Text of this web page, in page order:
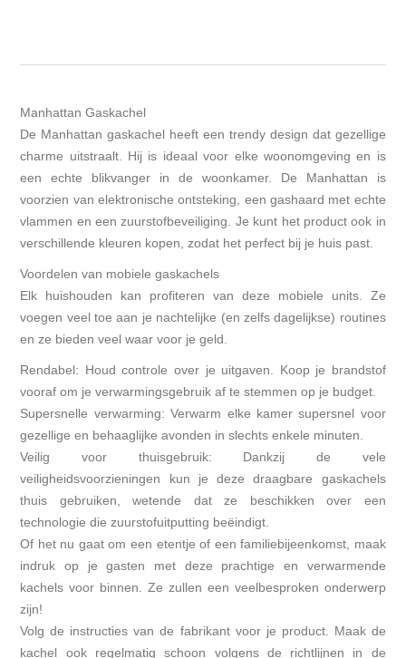
Manhattan Gaskachel
De Manhattan gaskachel heeft een trendy design dat gezellige
charme uitstraalt. Hij is ideaal voor elke woonomgeving en is
een echte blikvanger in de woonkamer. De Manhattan is
voorzien van elektronische ontsteking, een gashaard met echte
vlammen en een zuurstofbeveiliging. Je kunt het product ook in
verschillende kleuren kopen, zodat het perfect bij je huis past.
Voordelen van mobiele gaskachels
Elk huishouden kan profiteren van deze mobiele units. Ze
voegen veel toe aan je nachtelijke (en zelfs dagelijkse) routines
en ze bieden veel waar voor je geld.
Rendabel: Houd controle over je uitgaven. Koop je brandstof
vooraf om je verwarmingsgebruik af te stemmen op je budget.
Supersnelle verwarming: Verwarm elke kamer supersnel voor
gezellige en behaaglijke avonden in slechts enkele minuten.
Veilig voor thuisgebruik: Dankzij de vele
veiligheidsvoorzieningen kun je deze draagbare gaskachels
thuis gebruiken, wetende dat ze beschikken over een
technologie die zuurstofuitputting beëindigt.
Of het nu gaat om een ​​etentje of een familiebijeenkomst, maak
indruk op je gasten met deze prachtige en verwarmende
kachels voor binnen. Ze zullen een veelbesproken onderwerp
zijn!
Volg de instructies van de fabrikant voor je product. Maak de
kachel ook regelmatig schoon volgens de richtlijnen in de